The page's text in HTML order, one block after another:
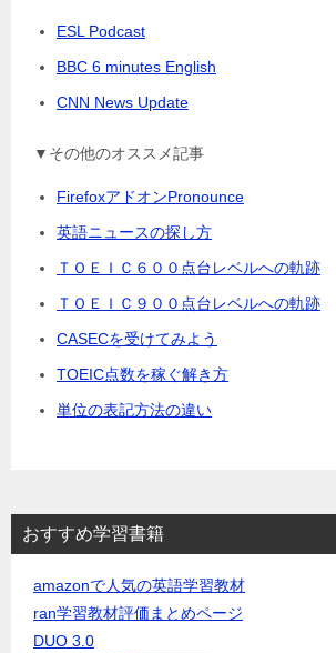
ESL Podcast
BBC 6 minutes English
CNN News Update
▼その他のオススメ記事
FirefoxアドオンPronounce
英語ニュースの探し方
ＴＯＥＩＣ６００点台レベルへの軌跡
ＴＯＥＩＣ９００点台レベルへの軌跡
CASECを受けてみよう
TOEIC点数を稼ぐ解き方
単位の表記方法の違い
おすすめ学習書籍
amazonで人気の英語学習教材
ran学習教材評価まとめページ
DUO 3.0